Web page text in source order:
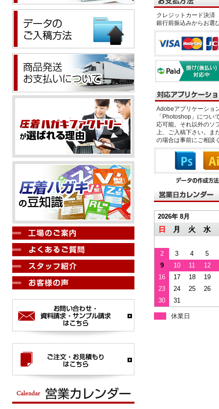
クレジットカード決
銀行前振込みからお選
Adobeアプリケーショ
「Photoshop」につい
応可能。それ以外のソ
上、ご入稿下さい。ま
の場合は事前にご相談
2026年 8月
日 月 火 水
2 3 4
5
9
10 11
12
16
17 18
19
23
24 25
26
30
31
休業日